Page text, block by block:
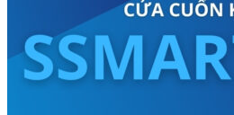
Giới thiệu
Sản phẩm